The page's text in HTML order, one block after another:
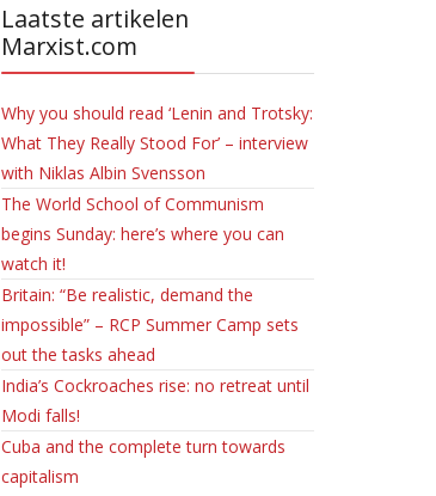
Laatste artikelen
Marxist.com
Why you should read ‘Lenin and Trotsky:
What They Really Stood For’ – interview
with Niklas Albin Svensson
The World School of Communism
begins Sunday: here’s where you can
watch it!
Britain: “Be realistic, demand the
impossible” – RCP Summer Camp sets
out the tasks ahead
India’s Cockroaches rise: no retreat until
Modi falls!
Cuba and the complete turn towards
capitalism